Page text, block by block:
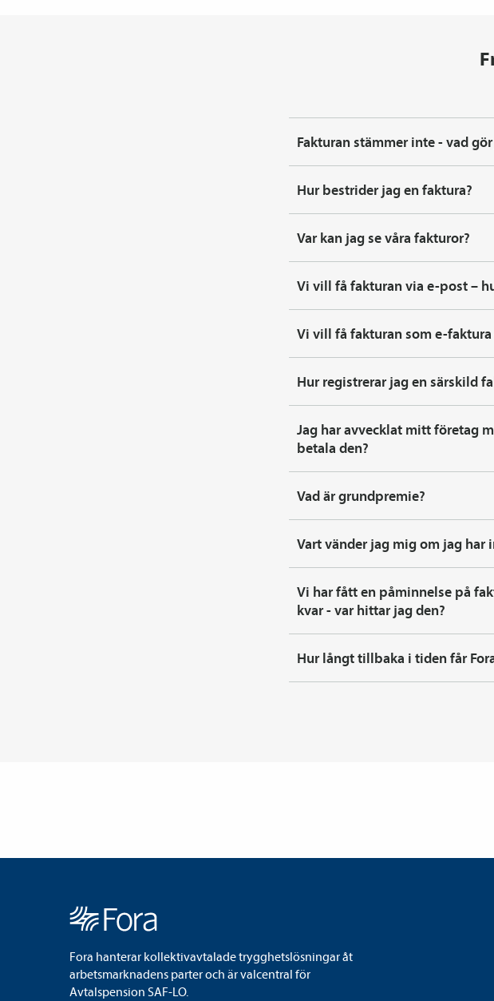
Fakturan stämmer inte - vad
Hur bestrider jag en faktura?
Var kan jag se våra fakturor?
Vi vill få fakturan via e-post –
Vi vill få fakturan som e-faktura
Hur registrerar jag en särskild
Jag har avvecklat mitt företag
betala den?
Vad är grundpremie?
Vart vänder jag mig om jag har
Vi har fått en påminnelse på
kvar - var hittar jag den?
Hur långt tillbaka i tiden får
Fora hanterar kollektivavtalade trygghetslösningar åt
arbetsmarknadens parter och är valcentral för
Avtalspension SAF-LO.